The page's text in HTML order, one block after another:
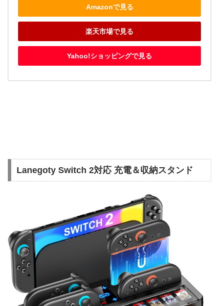
Amazonで見る
楽天市場で見る
Yahoo!ショッピングで見る
Lanegoty Switch 2対応 充電＆収納スタンド